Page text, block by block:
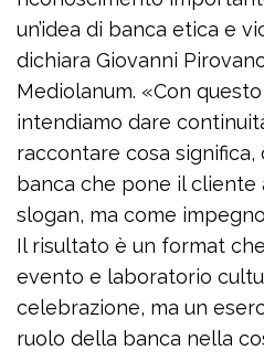
un’idea di banca etica e
dichiara Giovanni
Mediolanum. «Con
intendiamo dare
raccontare cosa significa,
banca che pone il
slogan, ma come
Il risultato è un format
evento e laboratorio
celebrazione, ma un
ruolo della banca nella